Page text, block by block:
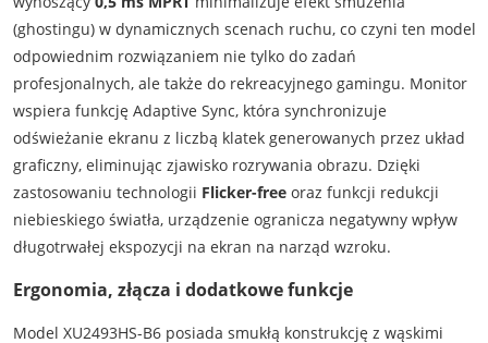
(ghostingu) w dynamicznych scenach ruchu, co czyni ten model
odpowiednim rozwiązaniem nie tylko do zadań
profesjonalnych, ale także do rekreacyjnego gamingu. Monitor
wspiera funkcję Adaptive Sync, która synchronizuje
odświeżanie ekranu z liczbą klatek generowanych przez układ
graficzny, eliminując zjawisko rozrywania obrazu. Dzięki
zastosowaniu technologii Flicker-freeoraz funkcji redukcji
niebieskiego światła, urządzenie ogranicza negatywny wpływ
długotrwałej ekspozycji na ekran na narząd wzroku.
Ergonomia, złącza i dodatkowe funkcje
Model XU2493HS-B6 posiada smukłą konstrukcję z wąskimi